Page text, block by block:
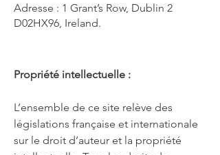
Adresse : 1 Grant’s Row, Dublin 2
D02HX96, Ireland.
Propriété intellectuelle :
L’ensemble de ce site relève des
législations française et internationale
sur le droit d’auteur et la propriété